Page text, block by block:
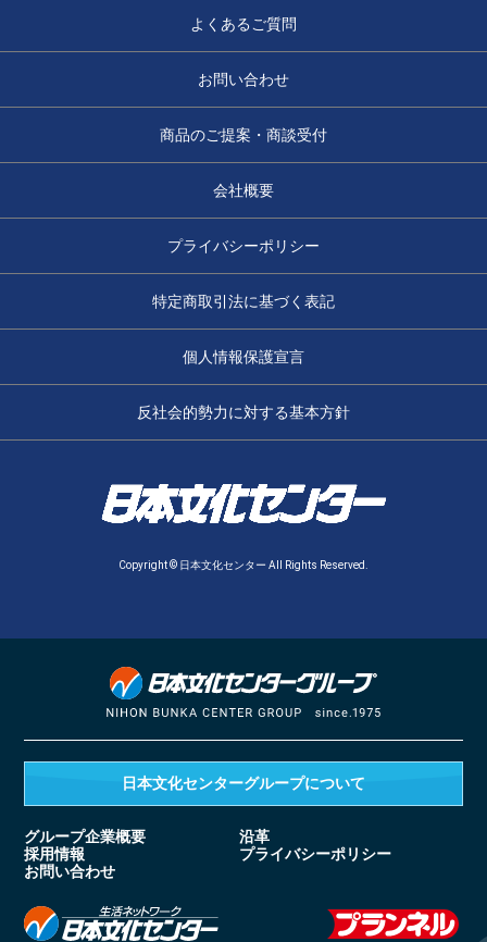
よくあるご質問
お問い合わせ
商品のご提案・商談受付
会社概要
プライバシーポリシー
特定商取引法に基づく表記
個人情報保護宣言
反社会的勢力に対する基本方針
Copyright © 日本文化センター All Rights Reserved.
日本文化センターグループについて
グループ企業概要
沿革
採用情報
プライバシーポリシー
お問い合わせ